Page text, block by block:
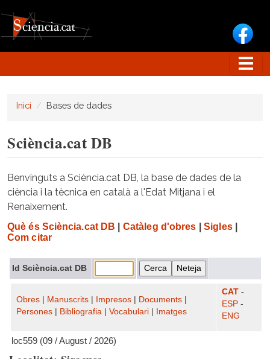
Inici Bases de dades
Sciència.cat DB
Benvinguts a Sciència.cat DB, la base de dades de la
ciència i la tècnica en català a l'Edat Mitjana i el
Renaixement.
Què és Sciència.cat DB Catàleg d'obres Sigles|
Com citar
Id Sciència.cat DB
Obres Manuscrits Impresos Documents
Persones
Bibliografia Vocabulari Imatges
CAT -
ESP -
ENG
loc559 (09 / August / 2026)